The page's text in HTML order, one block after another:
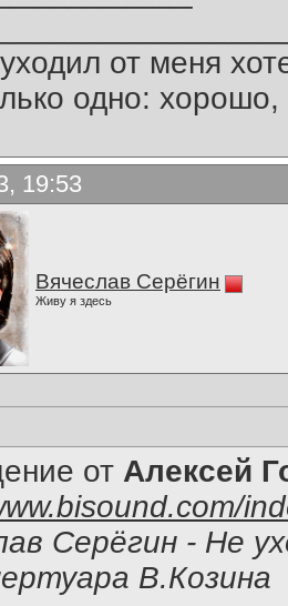
от меня
одно:
19:53
Вячеслав Серёгин
Живу я здесь
от Алексей
Серёгин - Не
В.Козина